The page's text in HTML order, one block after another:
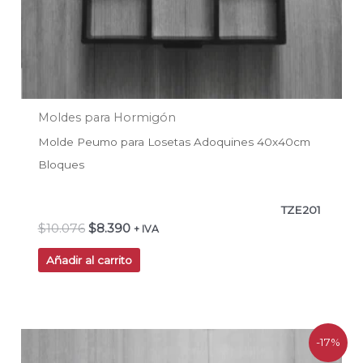
Moldes para Hormigón
Molde Peumo para Losetas Adoquines 40x40cm
Bloques
TZE201
$10.076 $8.390 + IVA
Añadir al carrito
-17%